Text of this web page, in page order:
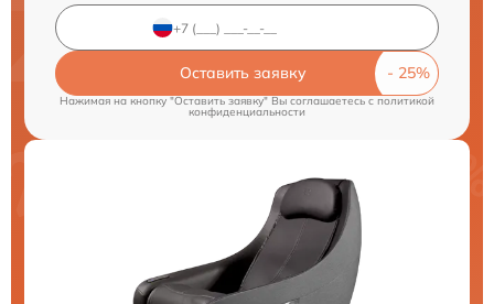
Оставить заявку
Нажимая на кнопку "Оставить заявку" Вы соглашаетесь cполитикой
конфиденциальности